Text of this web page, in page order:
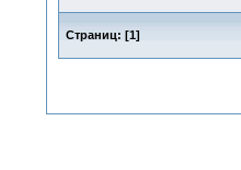
Страниц: [1]